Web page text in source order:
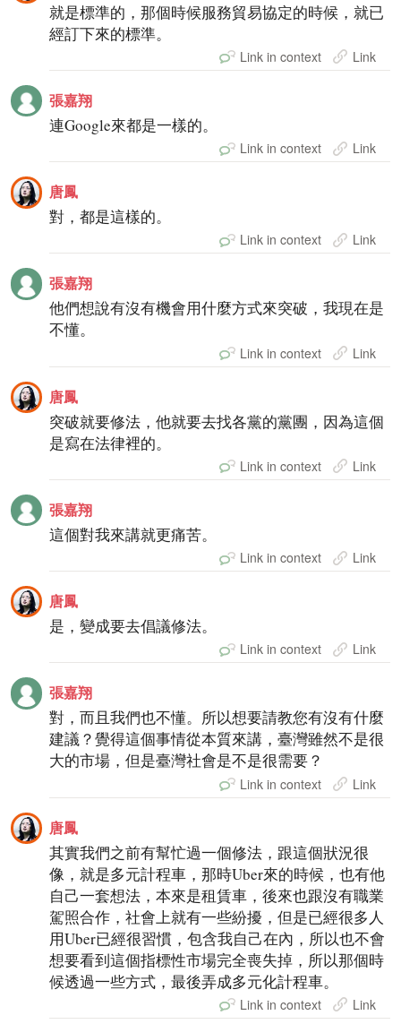
就是標準的，那個時候服務貿易協定的時候，就已
經訂下來的標準。
Link in context Link
張嘉翔
連Google來都是一樣的。
Link in context Link
唐鳳
對，都是這樣的。
Link in context Link
張嘉翔
他們想說有沒有機會用什麼方式來突破，我現在是
不懂。
Link in context Link
唐鳳
突破就要修法，他就要去找各黨的黨團，因為這個
是寫在法律裡的。
Link in context Link
張嘉翔
這個對我來講就更痛苦。
Link in context Link
唐鳳
是，變成要去倡議修法。
Link in context Link
張嘉翔
對，而且我們也不懂。所以想要請教您有沒有什麼
建議？覺得這個事情從本質來講，臺灣雖然不是很
大的市場，但是臺灣社會是不是很需要？
Link in context Link
唐鳳
其實我們之前有幫忙過一個修法，跟這個狀況很
像，就是多元計程車，那時Uber來的時候，也有他
自己一套想法，本來是租賃車，後來也跟沒有職業
駕照合作，社會上就有一些紛擾，但是已經很多人
用Uber已經很習慣，包含我自己在內，所以也不會
想要看到這個指標性市場完全喪失掉，所以那個時
候透過一些方式，最後弄成多元化計程車。
Link in context Link